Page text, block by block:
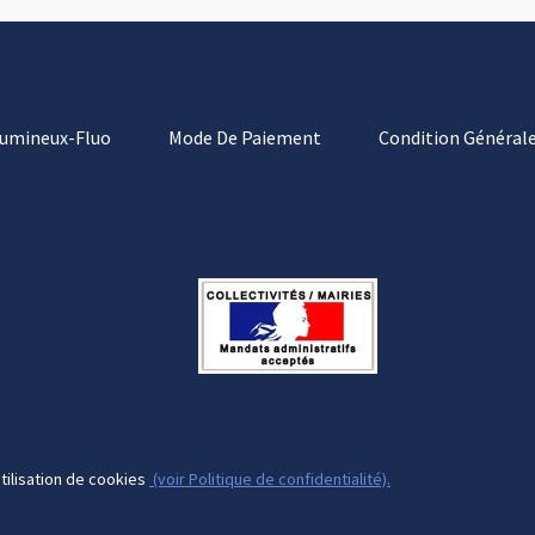
Fluo Mode De Paiement Condition
de cookies (voir Politique de confidentialité).